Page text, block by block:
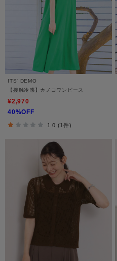
ITS' DEMO
【接触冷感】カノコワンピース
¥2,970
40%OFF
1.0 (1件)